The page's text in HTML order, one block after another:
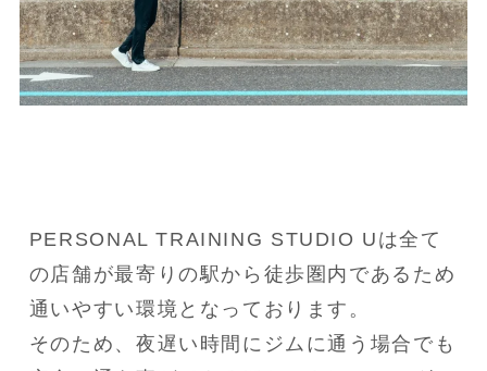
PERSONAL TRAINING STUDIO Uは全て
の店舗が最寄りの駅から徒歩圏内であるため
通いやすい環境となっております。
そのため、夜遅い時間にジムに通う場合でも